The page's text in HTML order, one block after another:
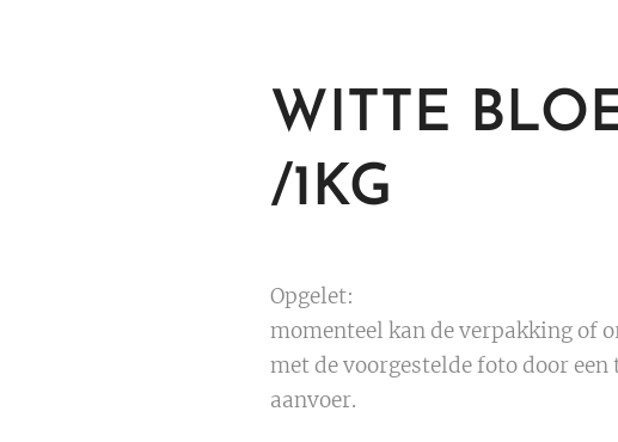
WITTE
/1KG
Opgelet:
momenteel kan de verpakking of
met de voorgestelde foto door een
aanvoer.